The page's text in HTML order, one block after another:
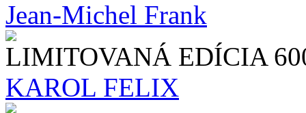
Jean-Michel Frank
LIMITOVANÁ EDÍCIA
KAROL FELIX